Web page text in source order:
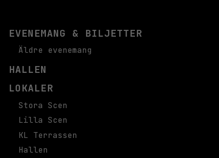
EVENEMANG & BILJETTER
Äldre evenemang
HALLEN
LOKALER
Stora Scen
Lilla Scen
KL Terrassen
Hallen